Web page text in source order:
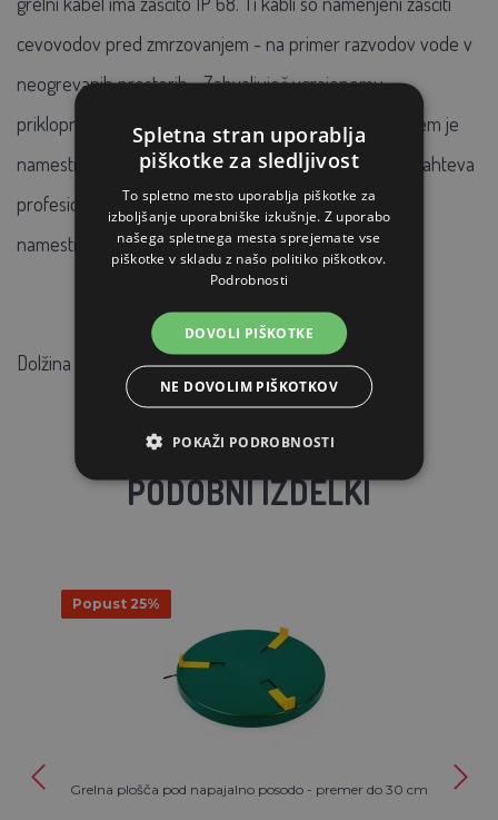
cevovodov pred zmrzovanjem - na primer razvodov vode v
neogrevanih prostorih. . Zahvaljujoč vgrajenemu
priklopnemu termostatu in zaključku z omrežnim vtičem je
namestitev zelo enostavna, in ker ogrevalni krog ne zahteva
profesionalnega ožičenja, so krogi PHC idealni za DIY
namestitev.
Dolžina 8m, 128 W
PODOBNI IZDELKI
Popust 25%
Grelna plošča pod napajalno posodo - premer do 30 cm
Spletna stran uporablja
piškotke za sledljivost
To spletno mesto uporablja piškotke za
izboljšanje uporabniške izkušnje. Z uporabo
našega spletnega mesta sprejemate vse
piškotke v skladu z našo politiko piškotkov.
Podrobnosti
DOVOLI PIŠKOTKE
NE DOVOLIM PIŠKOTKOV
POKAŽI PODROBNOSTI